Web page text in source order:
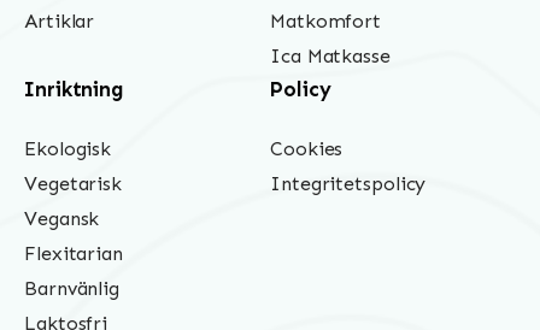
Artiklar
Matkomfort
Ica Matkasse
Inriktning
Ekologisk
Vegetarisk
Vegansk
Flexitarian
Barnvänlig
Laktosfri
Policy
Cookies
Integritetspolicy